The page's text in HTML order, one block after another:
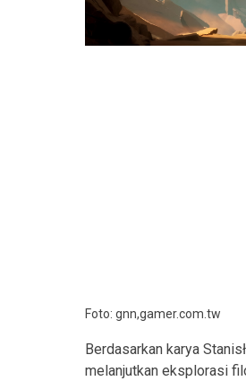
Foto: gnn,gamer.com.tw
Berdasarkan karya
melanjutkan eksplorasi